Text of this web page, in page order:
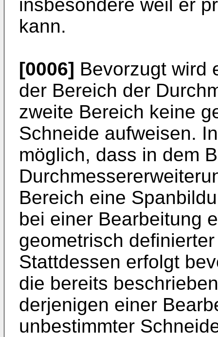
insbesondere weil er
kann.
[0006] Bevorzugt wird
der Bereich der
zweite Bereich keine
Schneide aufweisen.
möglich, dass in dem
Bereich eine
bei einer Bearbeitung
geometrisch
Stattdessen erfolgt
die bereits
derjenigen einer
unbestimmter